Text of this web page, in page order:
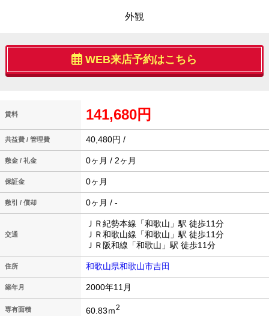
外観
WEB来店予約はこちら
賃料 141,680円
共益費 / 管理費 40,480円 /
敷金 / 礼金 0ヶ月 / 2ヶ月
保証金 0ヶ月
敷引 / 償却 0ヶ月 / -
交通
ＪＲ紀勢本線「和歌山」駅 徒歩11分
ＪＲ和歌山線「和歌山」駅 徒歩11分
ＪＲ阪和線「和歌山」駅 徒歩11分
住所 和歌山県和歌山市吉田
築年月 2000年11月
専有面積 60.83ｍ2